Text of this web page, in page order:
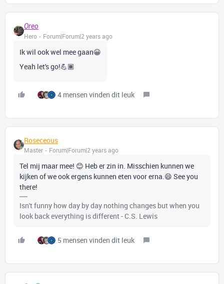
Oreo
Hero
Forum|Forum|2 years ago
Ik wil ook wel mee gaan😀
Yeah let's go!💪🏾
4 mensen vinden dit leuk
Roseceous
Master Forum|Forum|2 years ago
Tel mij maar mee! 😊 Heb er zin in. Misschien kunnen we
kijken of we ook ergens kunnen eten voor erna.😄 See you
there!
Isn't funny how day by day nothing changes but when you
look back everything is different - C.S. Lewis
5 mensen vinden dit leuk